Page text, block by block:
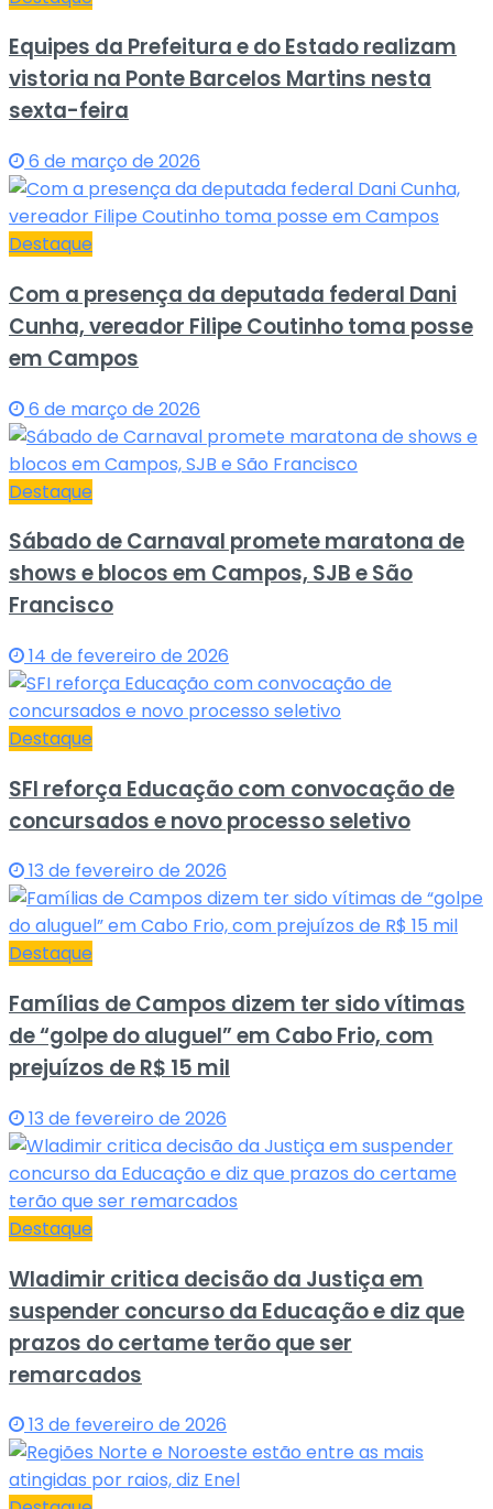
Equipes da Prefeitura e do Estado realizam
vistoria na Ponte Barcelos Martins nesta
sexta-feira
6 de março de 2026
Destaque
Com a presença da deputada federal Dani
Cunha, vereador Filipe Coutinho toma posse
em Campos
6 de março de 2026
Destaque
Sábado de Carnaval promete maratona de
shows e blocos em Campos, SJB e São
Francisco
14 de fevereiro de 2026
Destaque
SFI reforça Educação com convocação de
concursados e novo processo seletivo
13 de fevereiro de 2026
Destaque
Famílias de Campos dizem ter sido vítimas
de “golpe do aluguel” em Cabo Frio, com
prejuízos de R$ 15 mil
13 de fevereiro de 2026
Destaque
Wladimir critica decisão da Justiça em
suspender concurso da Educação e diz que
prazos do certame terão que ser
remarcados
13 de fevereiro de 2026